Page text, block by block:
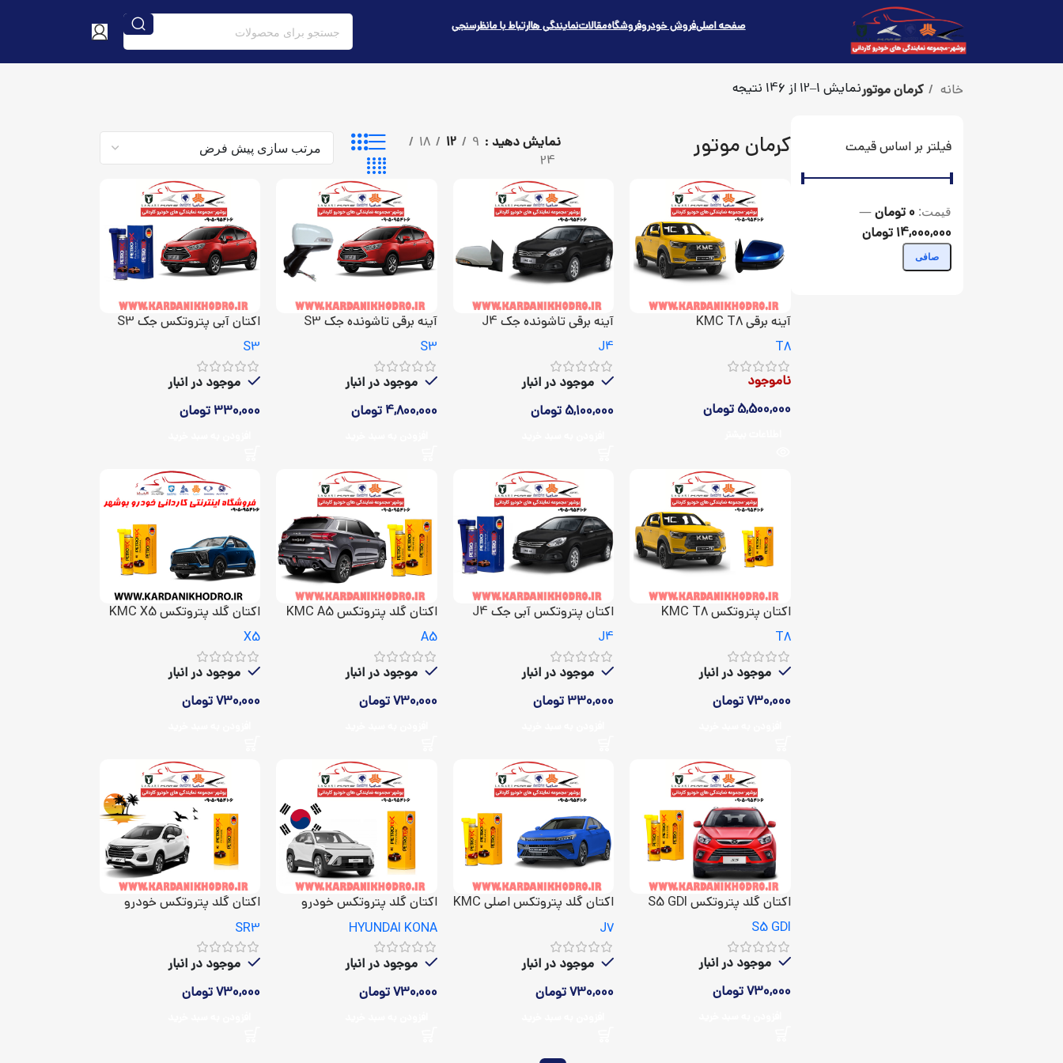
صفحه اصلیفروش خودروفروشگاهمقالاتنمایندگی هاارتباط با مانظرسنجی
خانه کرمان موتورنمایش 1–12 از 146 نتیجه
فیلتر بر اساس قیمت
صافی
قيمت: 0 تومان —
14,000,000 تومان
کرمان موتور نمایش دهید 9
12
18
24
آینه برقی KMC T8
T8
ناموجود
5,500,000 تومان
آینه برقی تاشونده جک J4
J4
موجود در انبار
5,100,000 تومان
آینه برقی تاشونده جک S3
S3
موجود در انبار
4,800,000 تومان
اکتان آبی پتروتکس جک S3
S3
موجود در انبار
330,000 تومان
اکتان پتروتکس KMC T8
T8
موجود در انبار
730,000تومان
اکتان پتروتکس آبی جک J4
J4
موجود در انبار
330,000 تومان
اکتان گلد پتروتکس KMC A5
A5
موجود در انبار
730,000تومان
اکتان گلد پتروتکس KMC X5
X5
موجود در انبار
730,000تومان
اکتان گلد پتروتکس S5 GDI
S5 GDI
موجود در انبار
730,000تومان
اکتان گلد پتروتکس اصلی KMC
J7
J7
موجود در انبار
730,000تومان
اکتان گلد پتروتکس خودرو
HYUNDAI KONA
HYUNDAI KONA
موجود در انبار
730,000تومان
اکتان گلد پتروتکس خودرو
KMC SR3
SR3
موجود در انبار
730,000تومان